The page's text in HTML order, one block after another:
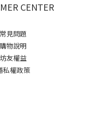
CENTER
常見問題
購物說明
坊友權益
私權政策